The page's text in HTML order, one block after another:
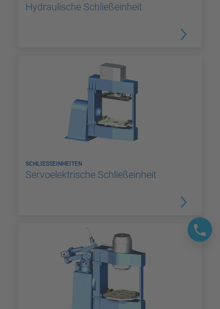
Hydraulische Schließeinheit
SCHLIESSEINHEITEN
Servoelektrische Schließeinheit